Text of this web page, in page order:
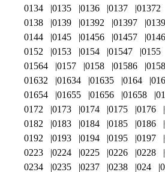
0134
0135 0136 0137 01372
0138
0139 01392 01397
0144
0145 01456 01457 0146
0152
0153 0154 01547 0155
01564
0157 0158 01586
01632
01634 01635 0164
01654
01655 01656 01658
0172
0173 0174 0175 0176
0182
0183 0184 0185 0186
0192
0193 0194 0195 0197
0223
0224 0225 0226 0228
0234
0235 0237 0238 024